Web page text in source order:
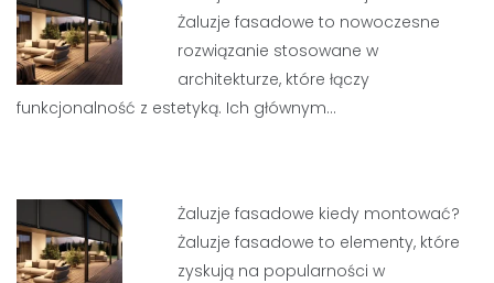
Żaluzje fasadowe to nowoczesne
rozwiązanie stosowane w
architekturze, które łączy
funkcjonalność z estetyką. Ich głównym…
Żaluzje fasadowe kiedy montować?
Żaluzje fasadowe to elementy, które
zyskują na popularności w